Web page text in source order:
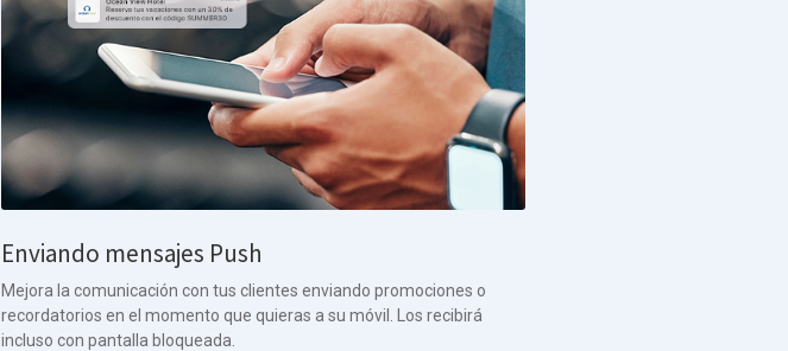
Enviando mensajes Push
Mejora la comunicación con tus clientes enviando promociones o
recordatorios en el momento que quieras a su móvil. Los recibirá
incluso con pantalla bloqueada.